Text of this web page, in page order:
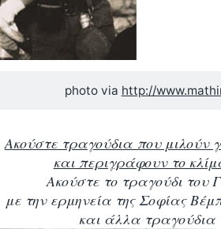
photo via http://
Ακούστε τραγούδια που μιλούν
και περιγράφουν το
Ακούστε το τραγούδι του
με την ερμηνεία της Σοφίας
και άλλα τραγούδια